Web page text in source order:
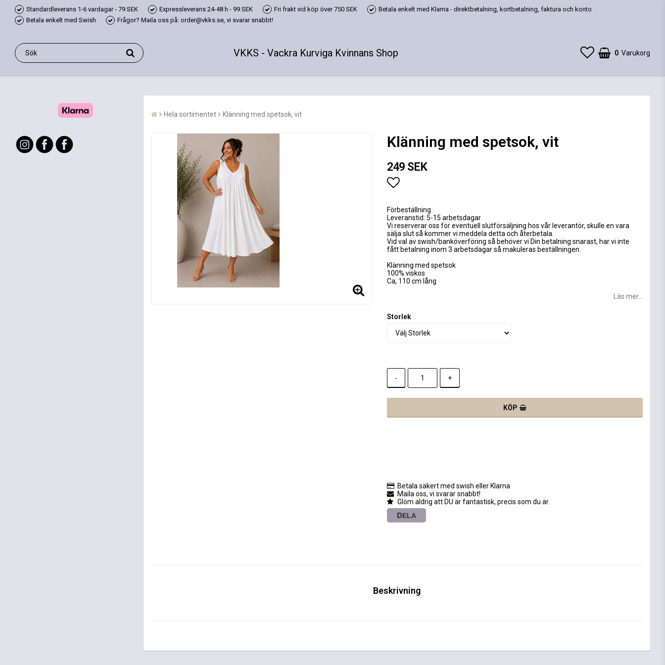
Standardleverans 1-6 vardagar - 79 SEK Expressleverans 24-48 h - 99 SEK Fri frakt vid köp över 750 SEK
Betala enkelt med Klarna - direktbetalning, kortbetalning, faktura och konto
Betala enkelt med Swish
Frågor? Maila oss på: order@vkks.se, vi svarar snabbt!
VKKS - Vackra Kurviga Kvinnans Shop 0 Varukorg
Hela sortimentet Klänning med spetsok, vit
Klänning med spetsok, vit
249 SEK
Förbeställning
Leveranstid: 5-15 arbetsdagar
Vi reserverar oss för eventuell slutförsäljning hos vår leverantör, skulle en vara
sälja slut så kommer vi meddela detta och återbetala.
Vid val av swish/banköverföring så behöver vi Din betalning snarast, har vi inte
fått betalning inom 3 arbetsdagar så makuleras beställningen.
Klänning med spetsok
100% viskos
Ca, 110 cm lång
Läs mer...
Storlek
- +
KÖP
Betala säkert med swish eller Klarna
Maila oss, vi svarar snabbt!
Glöm aldrig att DU är fantastisk, precis som du är.
DELA
Beskrivning